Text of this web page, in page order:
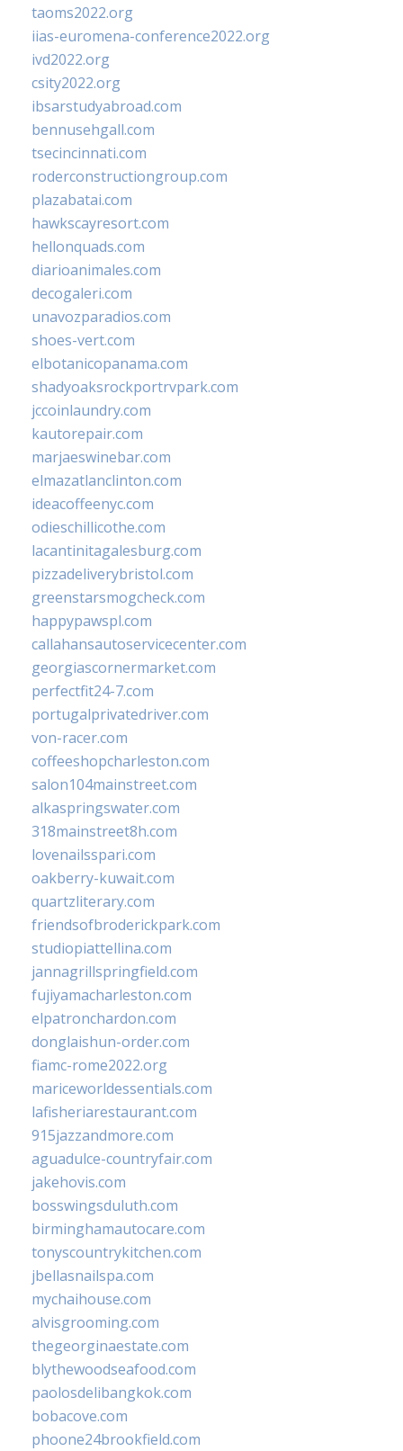
taoms2022.org
iias-euromena-conference2022.org
ivd2022.org
csity2022.org
ibsarstudyabroad.com
bennusehgall.com
tsecincinnati.com
roderconstructiongroup.com
plazabatai.com
hawkscayresort.com
hellonquads.com
diarioanimales.com
decogaleri.com
unavozparadios.com
shoes-vert.com
elbotanicopanama.com
shadyoaksrockportrvpark.com
jccoinlaundry.com
kautorepair.com
marjaeswinebar.com
elmazatlanclinton.com
ideacoffeenyc.com
odieschillicothe.com
lacantinitagalesburg.com
pizzadeliverybristol.com
greenstarsmogcheck.com
happypawspl.com
callahansautoservicecenter.com
georgiascornermarket.com
perfectfit24-7.com
portugalprivatedriver.com
von-racer.com
coffeeshopcharleston.com
salon104mainstreet.com
alkaspringswater.com
318mainstreet8h.com
lovenailsspari.com
oakberry-kuwait.com
quartzliterary.com
friendsofbroderickpark.com
studiopiattellina.com
jannagrillspringfield.com
fujiyamacharleston.com
elpatronchardon.com
donglaishun-order.com
fiamc-rome2022.org
mariceworldessentials.com
lafisheriarestaurant.com
915jazzandmore.com
aguadulce-countryfair.com
jakehovis.com
bosswingsduluth.com
birminghamautocare.com
tonyscountrykitchen.com
jbellasnailspa.com
mychaihouse.com
alvisgrooming.com
thegeorginaestate.com
blythewoodseafood.com
paolosdelibangkok.com
bobacove.com
phoone24brookfield.com